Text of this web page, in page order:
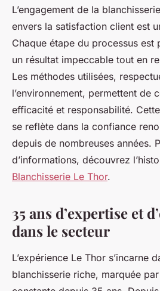
L’engagement de la
envers la satisfaction client est
Chaque étape du processus est
un résultat impeccable tout en
Les méthodes utilisées,
l’environnement, permettent de
efficacité et responsabilité.
se reflète dans la confiance
depuis de nombreuses années.
d’informations, découvrez
Blanchisserie Le Thor.
35 ans d’expertise et
dans le secteur
L’expérience Le Thor s’incarne
blanchisserie riche, marquée